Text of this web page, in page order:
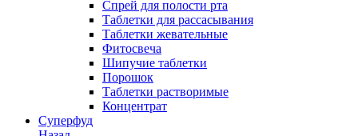
Спрей для полости рта
Таблетки для рассасывания
Таблетки жевательные
Фитосвеча
Шипучие таблетки
Порошок
Таблетки растворимые
Концентрат
Суперфуд